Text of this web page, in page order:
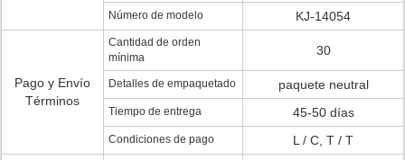
Número de modelo KJ-14054
Pago y Envío
Términos
Cantidad de orden
mínima
30
Detalles de empaquetado paquete neutral
Tiempo de entrega 45-50 días
Condiciones de pago L / C, T / T